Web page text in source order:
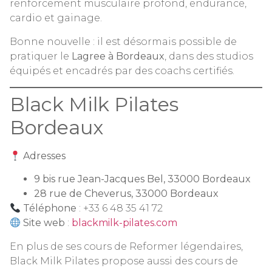
renforcement musculaire profond, endurance,
cardio et gainage.
Bonne nouvelle : il est désormais possible de
pratiquer le Lagree à Bordeaux , dans des studios
équipés et encadrés par des coachs certifiés.
Black Milk Pilates
Bordeaux
Adresses
9 bis rue Jean-Jacques Bel, 33000 Bordeaux
28 rue de Cheverus, 33000 Bordeaux
Téléphone : +33 6 48 35 41 72
Site web : blackmilk-pilates.com
En plus de ses cours de Reformer légendaires,
Black Milk Pilates propose aussi des cours de